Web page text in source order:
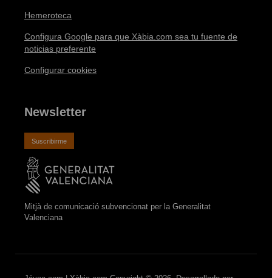
Hemeroteca
Configura Google para que Xàbia.com sea tu fuente de
noticias preferente
Configurar cookies
Newsletter
Suscribirme
Mitjà de comunicació subvencionat per la Generalitat
Valenciana